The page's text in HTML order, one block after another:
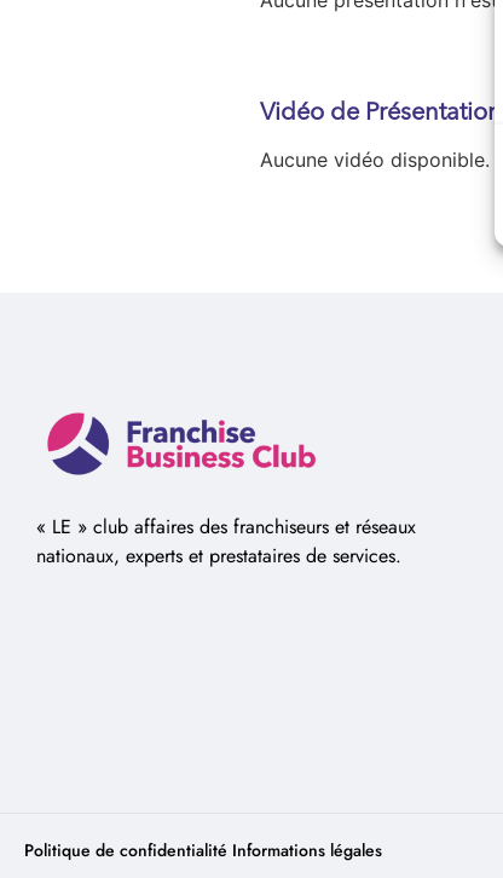
Vidéo de Présentation
Aucune vidéo disponible.
« LE » club affaires des franchiseurs et réseaux
nationaux, experts et prestataires de services.
Politique de confidentialité Informations légales